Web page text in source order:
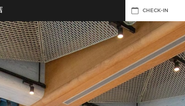
CHECK-IN